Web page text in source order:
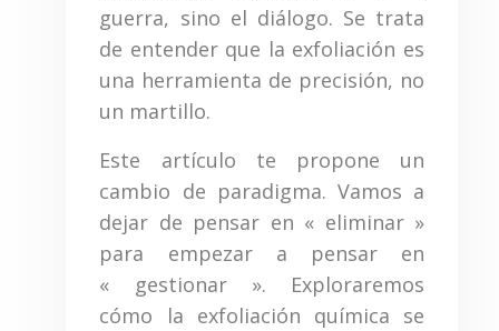
guerra, sino el diálogo. Se trata
de entender que la exfoliación es
una herramienta de precisión, no
un martillo.
Este artículo te propone un
cambio de paradigma. Vamos a
dejar de pensar en « eliminar »
para empezar a pensar en
« gestionar ». Exploraremos
cómo la exfoliación química se